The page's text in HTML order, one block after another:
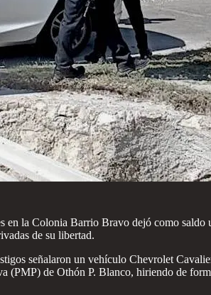
la Colonia Barrio Bravo dejó como
de su libertad.
señalaron un vehículo Chevrolet
de Othón P. Blanco, hiriendo de